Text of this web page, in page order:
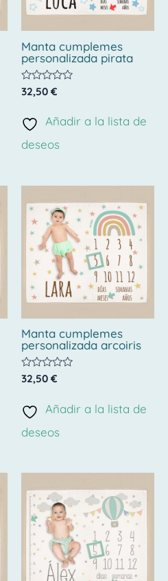
Manta cumplemes
personalizada pirata
Valorado
con
de
5
32,50 €
Añadir a la lista de
deseos
Manta cumplemes
personalizada arcoiris
Valorado
con
de
5
32,50 €
Añadir a la lista de
deseos